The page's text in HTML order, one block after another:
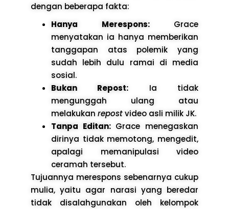
dengan beberapa fakta:
Hanya Merespons:Grace
menyatakan ia hanya memberikan
tanggapan atas polemik yang
sudah lebih dulu ramai di media
sosial.
Bukan Repost: Ia tidak
mengunggah ulang atau
melakukan repostvideo asli milik JK.
Tanpa Editan:Grace menegaskan
dirinya tidak memotong, mengedit,
apalagi memanipulasi video
ceramah tersebut.
Tujuannya merespons sebenarnya cukup
mulia, yaitu agar narasi yang beredar
tidak disalahgunakan oleh kelompok